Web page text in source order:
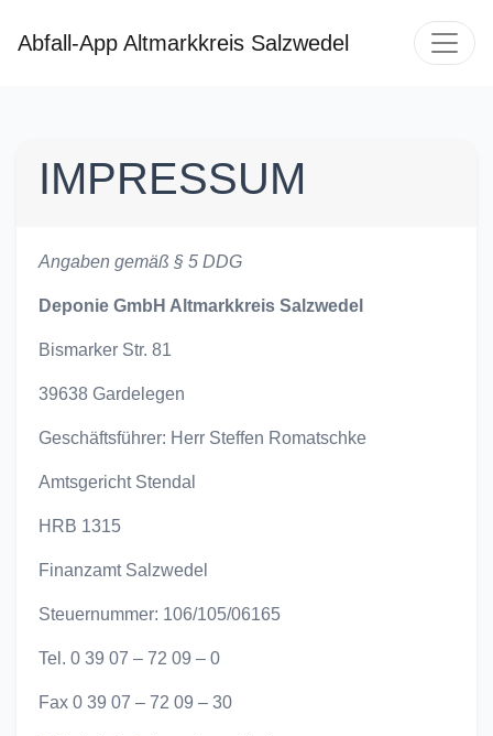
Abfall-App Altmarkkreis Salzwedel
IMPRESSUM
Angaben gemäß § 5 DDG
Deponie GmbH Altmarkkreis Salzwedel
Bismarker Str. 81
39638 Gardelegen
Geschäftsführer: Herr Steffen Romatschke
Amtsgericht Stendal
HRB 1315
Finanzamt Salzwedel
Steuernummer: 106/105/06165
Tel. 0 39 07 – 72 09 – 0
Fax 0 39 07 – 72 09 – 30